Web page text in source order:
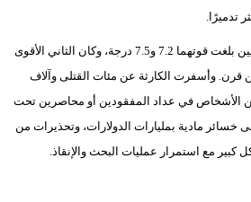
تدميرًا.
وشهدت فنزويلا زلزالين متتاليين بلغت قوتهما 7.2 و7.5 درجة، وكان الثاني الأقوى
قرن. وأسفرت الكارثة عن مئات القتلى وآلاف
من الأشخاص في عداد المفقودين أو محاصرين تحت
خسائر مادية بمليارات الدولارات، وتحذيرات من
كبير مع استمرار عمليات البحث والإنقاذ.